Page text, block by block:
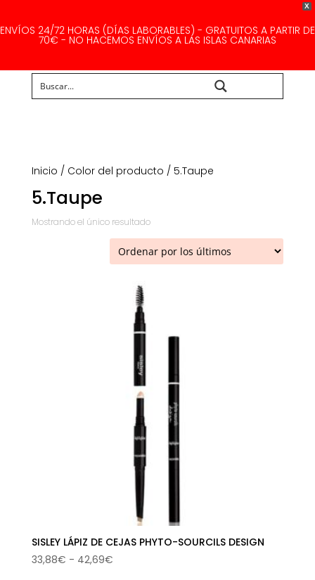
X
ENVÍOS 24/72 HORAS (DÍAS LABORABLES) - GRATUITOS A PARTIR DE
70€ - NO HACEMOS ENVÍOS A LAS ISLAS CANARIAS
Inicio / Color del producto / 5.Taupe
5.Taupe
Mostrando el único resultado
SISLEY LÁPIZ DE CEJAS PHYTO-SOURCILS DESIGN
33,88€ - 42,69€Rango